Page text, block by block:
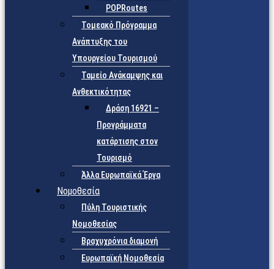
POPRoutes
Τομεακό Πρόγραμμα
Ανάπτυξης του
Υπουργείου Τουρισμού
Ταμείο Ανάκαμψης και
Ανθεκτικότητας
Δράση 16921 –
Προγράμματα
κατάρτισης στον
Τουρισμό
Άλλα Ευρωπαϊκά Έργα
Νομοθεσία
Πύλη Τουριστικής
Νομοθεσίας
Βραχυχρόνια διαμονή
Ευρωπαϊκή Νομοθεσία